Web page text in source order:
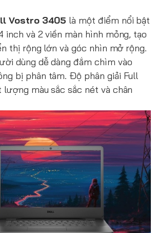
Vostro 3405 là một điểm nổi bật
và 2 viền màn hình mỏng, tạo
thị rộng lớn và góc nhìn mở rộng.
dùng dễ dàng đắm chìm vào
bị phân tâm. Độ phân giải Full
lượng màu sắc sắc nét và chân